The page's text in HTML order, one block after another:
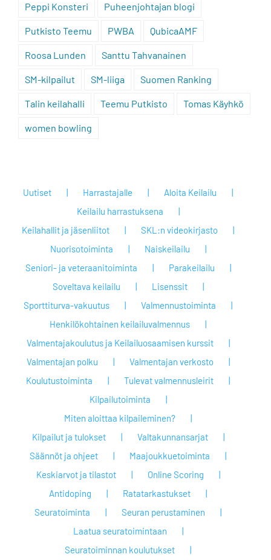
Peppi Konsteri Puheenjohtajan blogi
Putkisto Teemu PWBA QubicaAMF
Roosa Lunden Santtu Tahvanainen
SM-kilpailut SM-liiga Suomen Ranking
Talin keilahalli Teemu Putkisto Tomas Käyhkö
women bowling
Uutiset Harrastajalle
Aloita Keilailu
Keilailu harrastuksena
Keilahallit ja jäsenliitot
SKL:n videokirjasto
Nuorisotoiminta
Naiskeilailu
Seniori- ja veteraanitoiminta
Parakeilailu
Soveltava keilailu
Lisenssit
Sporttiturva-vakuutus
Valmennustoiminta
Henkilökohtainen keilailuvalmennus
Valmentajakoulutus ja Keilailuosaamisen kurssit
Valmentajan polku
Valmentajan verkosto
Koulutustoiminta
Tulevat valmennusleirit
Kilpailutoiminta
Miten aloittaa kilpaileminen?
Kilpailut ja tulokset
Valtakunnansarjat
Säännöt ja ohjeet
Maajoukkuetoiminta
Keskiarvot ja tilastot
Online Scoring
Antidoping
Ratatarkastukset
Seuratoiminta
Seuran perustaminen
Laatua seuratoimintaan
Seuratoiminnan koulutukset